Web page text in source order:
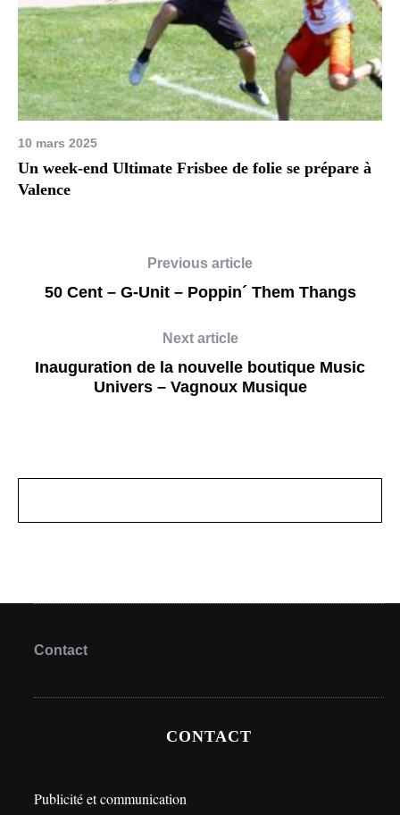
10 mars 2025
Un week-end Ultimate Frisbee de folie se prépare à
Valence
Previous article
50 Cent – G-Unit – Poppin´ Them Thangs
Next article
Inauguration de la nouvelle boutique Music
Univers – Vagnoux Musique
Contact
CONTACT
Publicité et communication